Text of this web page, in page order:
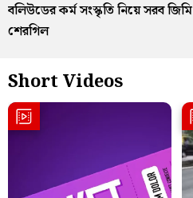
বলিউডের কর্ম সংস্কৃতি নিয়ে সরব জিমি
শেরগিল
Short Videos